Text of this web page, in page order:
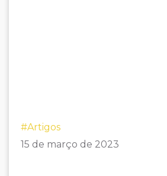
#Artigos
15 de março de 2023